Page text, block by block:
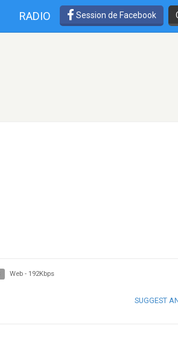
RADIO Session de Facebook
Web - 192Kbps
SUGGEST